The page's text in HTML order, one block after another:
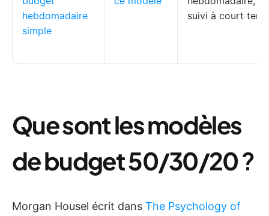
hebdomadaire
simple
suivi à court
Que sont les modèles
de budget 50/30/20?
Morgan Housel écrit dans The Psychology of